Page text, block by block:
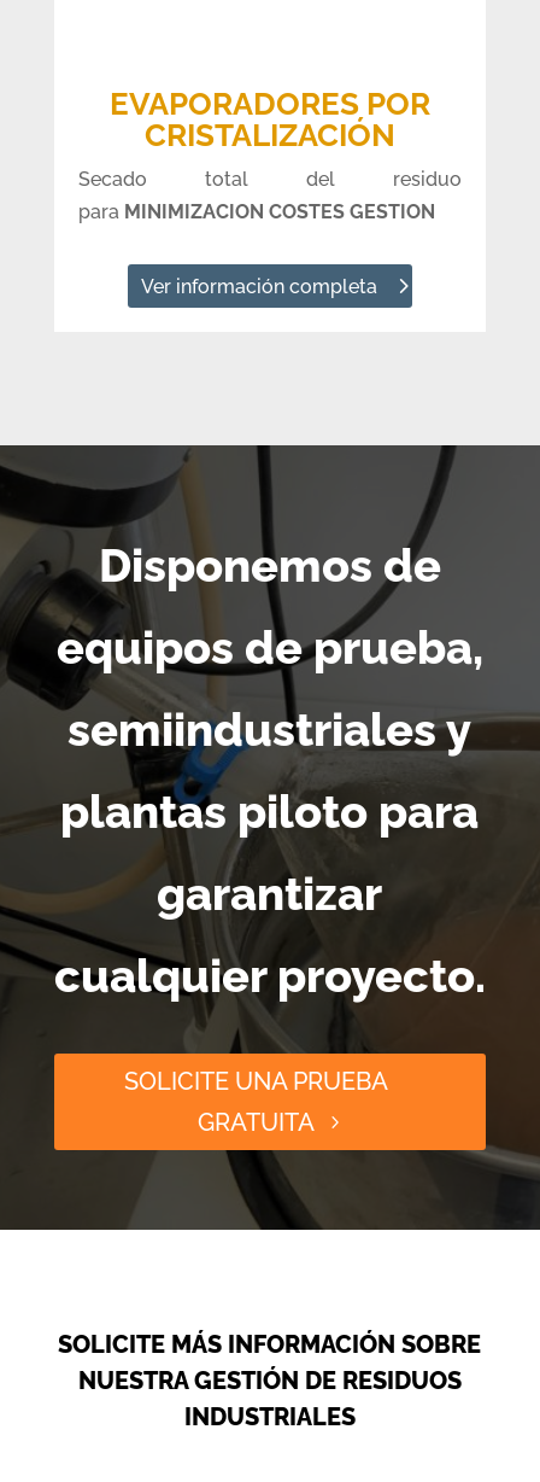
EVAPORADORES POR
CRISTALIZACIÓN
Secado total del residuo
para MINIMIZACION COSTES GESTION
Ver información completa
Disponemos de
equipos de prueba,
semiindustriales y
plantas piloto para
garantizar
cualquier proyecto.
SOLICITE UNA PRUEBA
GRATUITA
SOLICITE MÁS INFORMACIÓN SOBRE
NUESTRA GESTIÓN DE RESIDUOS
INDUSTRIALES